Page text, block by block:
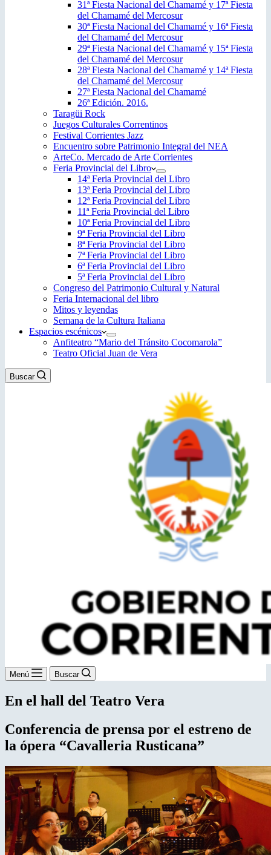
31ª Fiesta Nacional del Chamamé y 17ª Fiesta
del Chamamé del Mercosur
30ª Fiesta Nacional del Chamamé y 16ª Fiesta
del Chamamé del Mercosur
29ª Fiesta Nacional del Chamamé y 15ª Fiesta
del Chamamé del Mercosur
28ª Fiesta Nacional del Chamamé y 14ª Fiesta
del Chamamé del Mercosur
27ª Fiesta Nacional del Chamamé
26ª Edición. 2016.
Taragüi Rock
Juegos Culturales Correntinos
Festival Corrientes Jazz
Encuentro sobre Patrimonio Integral del NEA
ArteCo. Mercado de Arte Corrientes
Feria Provincial del Libro
14ª Feria Provincial del Libro
13ª Feria Provincial del Libro
12ª Feria Provincial del Libro
11ª Feria Provincial del Libro
10ª Feria Provincial del Libro
9ª Feria Provincial del Libro
8ª Feria Provincial del Libro
7ª Feria Provincial del Libro
6ª Feria Provincial del Libro
5ª Feria Provincial del Libro
Congreso del Patrimonio Cultural y Natural
Feria Internacional del libro
Mitos y leyendas
Semana de la Cultura Italiana
Espacios escénicos
Anfiteatro “Mario del Tránsito Cocomarola”
Teatro Oficial Juan de Vera
Buscar
Menú Buscar
En el hall del Teatro Vera
Conferencia de prensa por el estreno de
la ópera “Cavalleria Rusticana”